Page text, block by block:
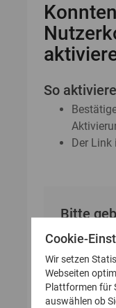
So
Der Link
Bitte
Mail-
E-Mail-
Cookie-
Wir setzen
Webseiten
Plattformen für
auswählen ob